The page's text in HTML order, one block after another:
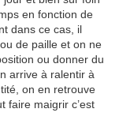
en fonction de
dans ce cas, il
de paille et on ne
ou donner du
arrive à ralentir à
on en retrouve
faire maigrir c’est